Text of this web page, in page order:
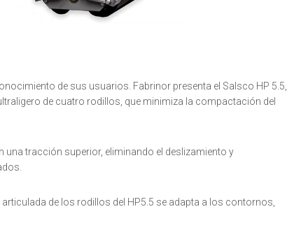
de sus usuarios. Fabrinor presenta el Salsco HP 5.5,
de cuatro rodillos, que minimiza la compactación del
tracción superior, eliminando el deslizamiento y
de los rodillos del HP5.5 se adapta a los contornos,